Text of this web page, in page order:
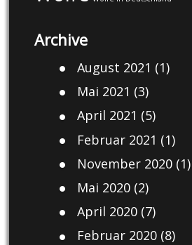
Archive
August 2021 (1)
Mai 2021 (3)
April 2021 (5)
Februar 2021 (1)
November 2020(1)
Mai 2020(2)
April 2020(7)
Februar 2020(8)